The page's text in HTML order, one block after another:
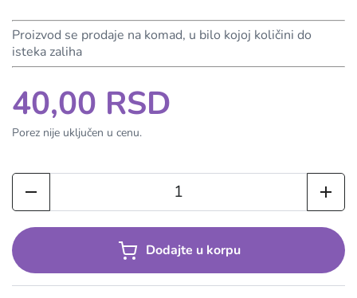
Proizvod se prodaje na komad, u bilo kojoj količini do
isteka zaliha
40,00 RSD
Porez nije uključen u cenu.
Dodajte u korpu